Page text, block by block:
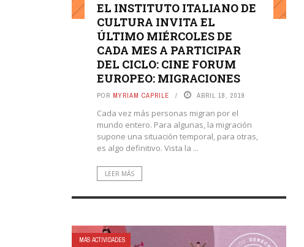
EL INSTITUTO ITALIANO DE
CULTURA INVITA EL
ÚLTIMO MIÉRCOLES DE
CADA MES A PARTICIPAR
DEL CICLO: CINE FORUM
EUROPEO: MIGRACIONES
POR MYRIAM CAPRILE ABRIL 18, 2019
Cada vez más personas migran por el
mundo entero. Para algunas, la migración
supone una situación temporal, para otras,
es algo definitivo. Vista la ...
LEER MÁS
MÁS ACTIVIDADES